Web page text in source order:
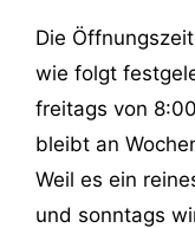
Die
wie folgt
freitags von
bleibt an
Weil es ein
und sonntags